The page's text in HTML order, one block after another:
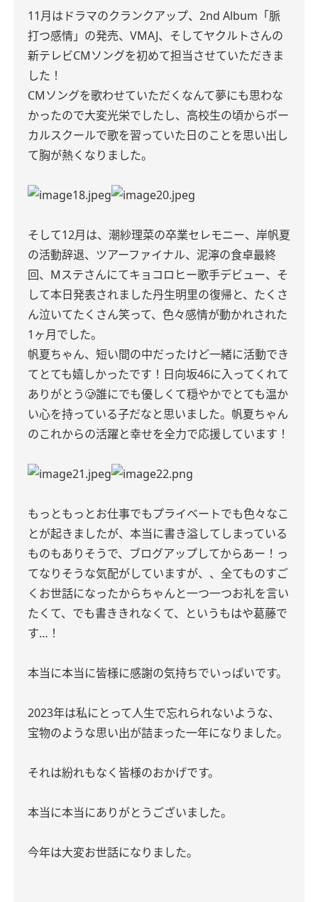
11月はドラマのクランクアップ、2nd Album「脈
打つ感情」の発売、VMAJ、そしてヤクルトさんの
新テレビCMソングを初めて担当させていただきま
した！
CMソングを歌わせていただくなんて夢にも思わな
かったので大変光栄でしたし、高校生の頃からボー
カルスクールで歌を習っていた日のことを思い出し
て胸が熱くなりました。
そして12月は、潮紗理菜の卒業セレモニー、岸帆夏
の活動辞退、ツアーファイナル、泥濘の食卓最終
回、Mステさんにてキョコロヒー歌手デビュー、そ
して本日発表されました丹生明里の復帰と、たくさ
ん泣いてたくさん笑って、色々感情が動かれされた
1ヶ月でした。
帆夏ちゃん、短い間の中だったけど一緒に活動でき
てとても嬉しかったです！日向坂46に入ってくれて
ありがとう🥲誰にでも優しくて穏やかでとても温か
い心を持っている子だなと思いました。帆夏ちゃん
のこれからの活躍と幸せを全力で応援しています！
もっともっとお仕事でもプライベートでも色々なこ
とが起きましたが、本当に書き溢してしまっている
ものもありそうで、ブログアップしてからあー！っ
てなりそうな気配がしていますが、、全てものすご
くお世話になったからちゃんと一つ一つお礼を言い
たくて、でも書ききれなくて、というもはや葛藤で
す…！
本当に本当に皆様に感謝の気持ちでいっぱいです。
2023年は私にとって人生で忘れられないような、
宝物のような思い出が詰まった一年になりました。
それは紛れもなく皆様のおかげです。
本当に本当にありがとうございました。
今年は大変お世話になりました。